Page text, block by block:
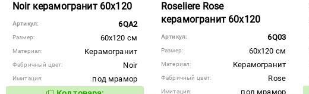
Noir керамогранит 60x120
Артикул: 6QA2
Размер: 60x120 см
Материал: Керамогранит
Фабричный цвет: Noir
Имитация:
под мрамор
Roseliere Rose
керамогранит 60x120
Артикул: 6Q03
Размер: 60x120 см
Материал: Керамогранит
Фабричный цвет: Rose
Имитация:
под мрамор